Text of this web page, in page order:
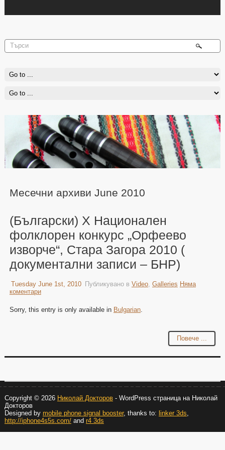
Месечни архиви June 2010
(Български) X Национален
фолклорен конкурс „Орфеево
изворче“, Стара Загора 2010 (
документални записи – БНР)
Tuesday June 1st, 2010 Публикувано в Video, Galleries Няма
коментари
Sorry, this entry is only available in Bulgarian.
Повече ...
Copyright © 2026 Николай Докторов- WordPress страница на Николай
Докторов
Designed by mobile phone signal booster, thanks to: linker 3ds
http://iphone4s5s.com/and r4 3ds